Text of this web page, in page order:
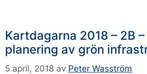
Kartdagarna 2018 – 2B
planering av grön
5 april, 2018 av Peter Wasström